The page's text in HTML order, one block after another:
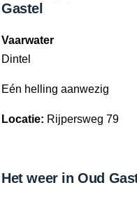
Gastel
Vaarwater
Dintel
Eén helling aanwezig
Locatie: Rijpersweg 79
Het weer in Oud